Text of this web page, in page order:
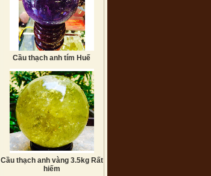
Cầu thạch anh tím Huế
Cầu thạch anh vàng 3.5kg Rất
hiếm